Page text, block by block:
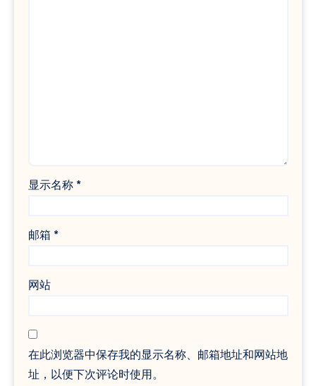
显示名称 *
邮箱 *
网站
在此浏览器中保存我的显示名称、邮箱地址和网站地
址，以便下次评论时使用。